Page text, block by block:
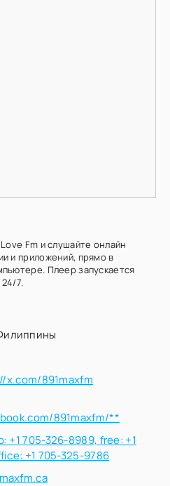
Fm и слушайте онлайн
и приложений, прямо в
Плеер запускается
7.
x.com/891maxfm
891maxfm/**
+1 705-326-8989, free: +1
+1 705-325-9786